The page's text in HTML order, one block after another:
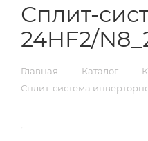
Сплит-
24HF2/
Главная — Каталог —
Сплит-система